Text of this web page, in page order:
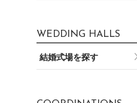
WEDDING HALLS
結婚式場を探す